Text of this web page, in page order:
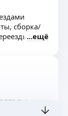
сборка/
ещё